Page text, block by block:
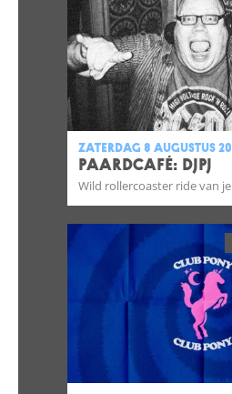
zaterdag 8 augustus
Paardcafé: DJPJ
Wild rollercoaster ride van